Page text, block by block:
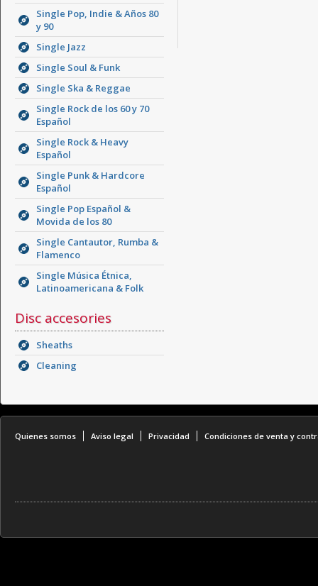
Single Pop, Indie & Años 80
y 90
Single Jazz
Single Soul & Funk
Single Ska & Reggae
Single Rock de los 60 y 70
Español
Single Rock & Heavy
Español
Single Punk & Hardcore
Español
Single Pop Español &
Movida de los 80
Single Cantautor, Rumba &
Flamenco
Single Música Étnica,
Latinoamericana & Folk
Disc accesories
Sheaths
Cleaning
Quienes somos Aviso legal Privacidad Condiciones de venta y